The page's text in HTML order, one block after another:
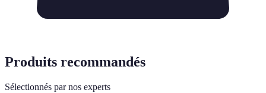
Produits recommandés
Sélectionnés par nos experts